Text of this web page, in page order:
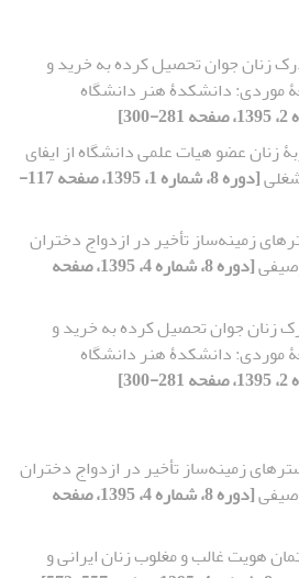
زنان جوان تحصیل کرده به خرید و
موردی: دانشکدۀ هنر دانشگاه
زنان عضو هیات علمی دانشگاه از ایفای
[دوره 8، شماره 1، 1395، صفحه 117-
زمینه‌ساز تأخیر در ازدواج دختران
[دوره 8، شماره 4، 1395، صفحه
زنان جوان تحصیل کرده به خرید و
موردی: دانشکدۀ هنر دانشگاه
زمینه‌ساز تأخیر در ازدواج دختران
[دوره 8، شماره 4، 1395، صفحه
هویت غالب و مغلوب زنان ایرانی و